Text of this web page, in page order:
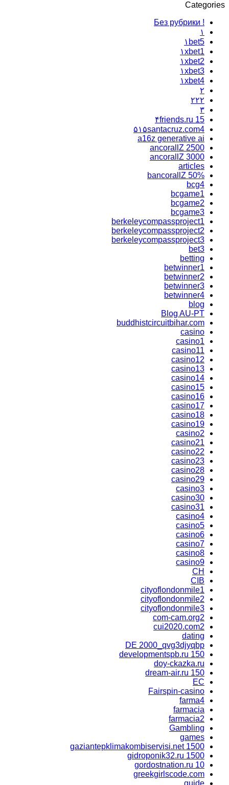
Categories
! Без рубрики
۱
۱bet5
۱xbet1
۱xbet2
۱xbet3
۱xbet4
۲
۲۲۲
۳
۴friends.ru 15
۵۱۵santacruz.com4
a16z generative ai
ancorallZ 2500
ancorallZ 3000
articles
bancorallZ 50%
bcg4
bcgame1
bcgame2
bcgame3
berkeleycompassproject1
berkeleycompassproject2
berkeleycompassproject3
bet3
betting
betwinner1
betwinner2
betwinner3
betwinner4
blog
Blog AU-PT
buddhistcircuitbihar.com
casino
casino1
casino11
casino12
casino13
casino14
casino15
casino16
casino17
casino18
casino19
casino2
casino21
casino22
casino23
casino28
casino29
casino3
casino30
casino31
casino4
casino5
casino6
casino7
casino8
casino9
CH
CIB
cityoflondonmile1
cityoflondonmile2
cityoflondonmile3
com-cam.org2
cui2020.com2
dating
DE 2000_qvg3djyqbp
developmentspb.ru 150
doy-ckazka.ru
dream-air.ru 150
EC
Fairspin-casino
farma4
farmacia
farmacia2
Gambling
games
gaziantepklimakombiservisi.net 1500
gidroponik32.ru 1500
gordostnation.ru 10
greekgirlscode.com
guide